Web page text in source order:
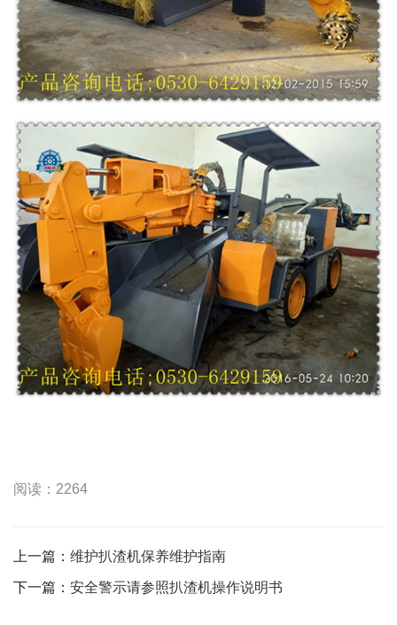
阅读：2264
上一篇： 维护扒渣机保养维护指南
下一篇： 安全警示请参照扒渣机操作说明书